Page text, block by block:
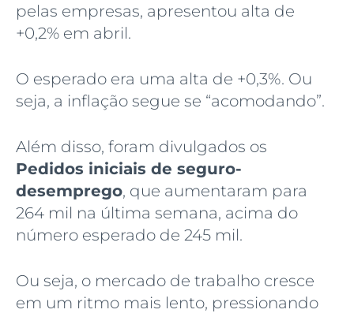
pelas empresas, apresentou alta de
+0,2% em abril.
O esperado era uma alta de +0,3%. Ou
seja, a inflação segue se “acomodando”.
Além disso, foram divulgados os
Pedidos iniciais de seguro-
desemprego, que aumentaram para
264 mil na última semana, acima do
número esperado de 245 mil.
Ou seja, o mercado de trabalho cresce
em um ritmo mais lento, pressionando